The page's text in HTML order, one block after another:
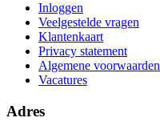
Inloggen
Veelgestelde vragen
Klantenkaart
Privacy statement
Algemene voorwaarden
Vacatures
Adres